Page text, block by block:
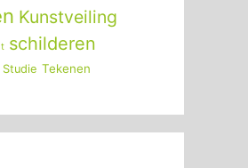
Kunstveiling
schilderen
Studie Tekenen